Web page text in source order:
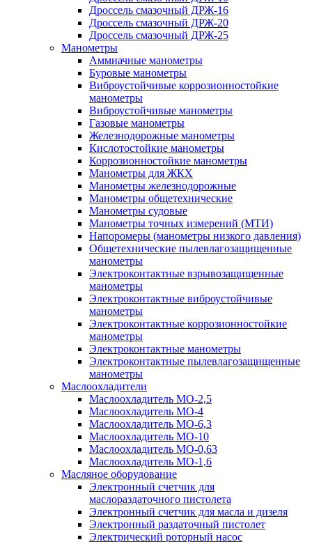
Дроссель смазочный ДРЖ-16
Дроссель смазочный ДРЖ-20
Дроссель смазочный ДРЖ-25
Манометры
Аммиачные манометры
Буровые манометры
Виброустойчивые коррозионностойкие
манометры
Виброустойчивые манометры
Газовые манометры
Железнодорожные манометры
Кислотостойкие манометры
Коррозионностойкие манометры
Манометры для ЖКХ
Манометры железнодорожные
Манометры общетехнические
Манометры судовые
Манометры точных измерений (МТИ)
Напоромеры (манометры низкого давления)
Общетехнические пылевлагозащищенные
манометры
Электроконтактные взрывозащищенные
манометры
Электроконтактные виброустойчивые
манометры
Электроконтактные коррозионностойкие
манометры
Электроконтактные манометры
Электроконтактные пылевлагозащищенные
манометры
Маслоохладители
Маслоохладитель MO-2,5
Маслоохладитель MO-4
Маслоохладитель МО-6,3
Маслоохладитель МО-10
Маслоохладитель MO-0,63
Маслоохладитель MO-1,6
Масляное оборудование
Электронный счетчик для
маслораздаточного пистолета
Электронный счетчик для масла и дизеля
Электронный раздаточный пистолет
Электрический роторный насос